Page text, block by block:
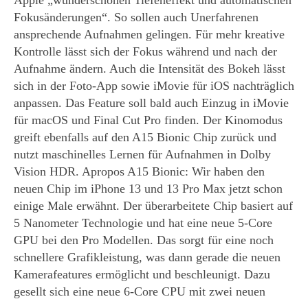
Fokusänderungen“. So sollen auch Unerfahrenen
ansprechende Aufnahmen gelingen. Für mehr kreative
Kontrolle lässt sich der Fokus während und nach der
Aufnahme ändern. Auch die Intensität des Bokeh lässt
sich in der Foto-App sowie iMovie für iOS nachträglich
anpassen. Das Feature soll bald auch Einzug in iMovie
für macOS und Final Cut Pro finden. Der Kinomodus
greift ebenfalls auf den A15 Bionic Chip zurück und
nutzt maschinelles Lernen für Aufnahmen in Dolby
Vision HDR. Apropos A15 Bionic: Wir haben den
neuen Chip im iPhone 13 und 13 Pro Max jetzt schon
einige Male erwähnt. Der überarbeitete Chip basiert auf
5 Nanometer Technologie und hat eine neue 5-Core
GPU bei den Pro Modellen. Das sorgt für eine noch
schnellere Grafikleistung, was dann gerade die neuen
Kamerafeatures ermöglicht und beschleunigt. Dazu
gesellt sich eine neue 6-Core CPU mit zwei neuen